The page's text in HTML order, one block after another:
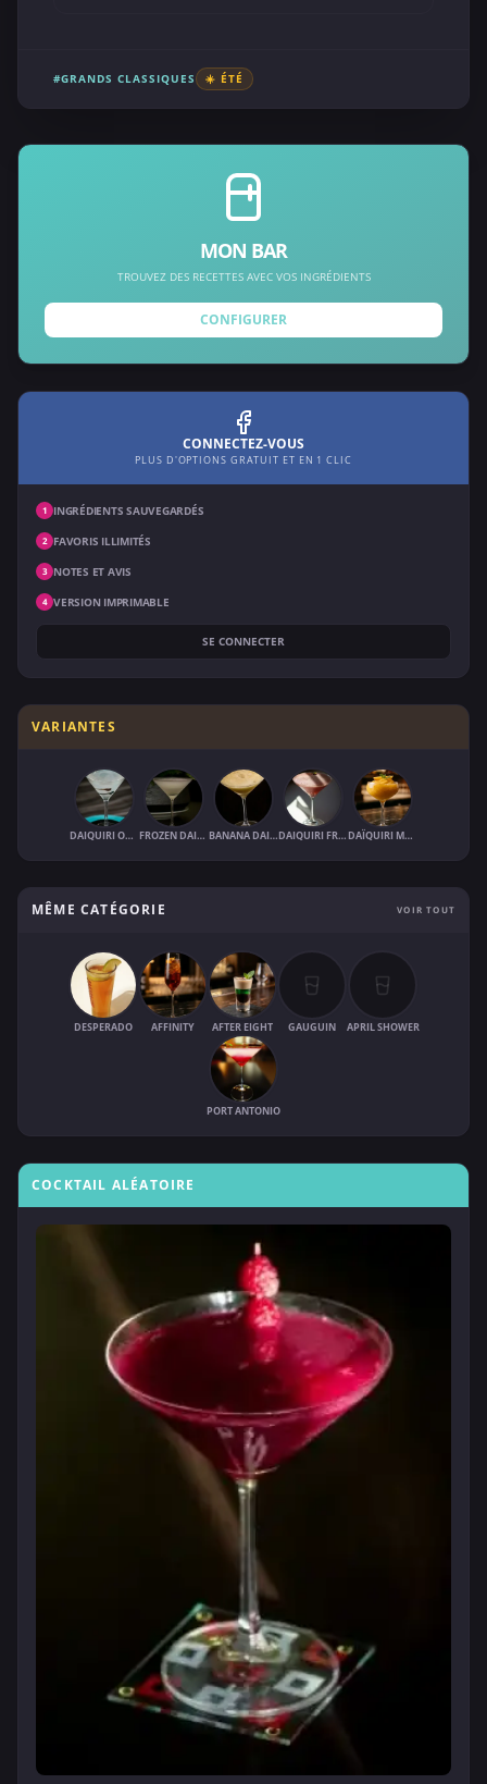
#GRANDS CLASSIQUES ☀️ ÉTÉ
MON BAR
TROUVEZ DES RECETTES AVEC VOS INGRÉDIENTS
CONFIGURER
CONNECTEZ-VOUS
PLUS D'OPTIONS GRATUIT ET EN 1 CLIC
1 INGRÉDIENTS SAUVEGARDÉS
2 FAVORIS ILLIMITÉS
3 NOTES ET AVIS
4 VERSION IMPRIMABLE
SE CONNECTER
VARIANTES
DAIQUIRI ORIGINAL FROZEN DAIQUIRI BANANA DAIQUIRI (FROZEN) DAIQUIRI FRAISE DAÏQUIRI MANGUE GLACÉE
MÊME CATÉGORIE VOIR TOUT
DESPERADO AFFINITY AFTER EIGHT GAUGUIN APRIL SHOWER
PORT ANTONIO
COCKTAIL ALÉATOIRE